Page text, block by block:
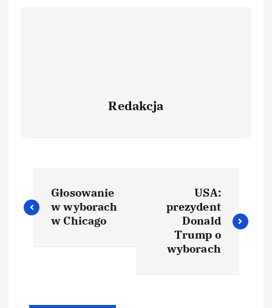
Redakcja
Głosowanie
w wyborach
w Chicago
USA:
prezydent
Donald
Trump o
wyborach